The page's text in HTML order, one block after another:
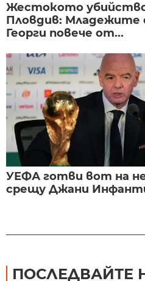
Жестокото
Пловдив: Младежите
Георги повече от...
УЕФА готви вот на
срещу Джани
ПОСЛЕДВАЙТЕ